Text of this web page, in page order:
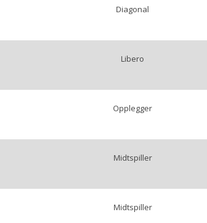
Diagonal
Libero
Opplegger
Midtspiller
Midtspiller